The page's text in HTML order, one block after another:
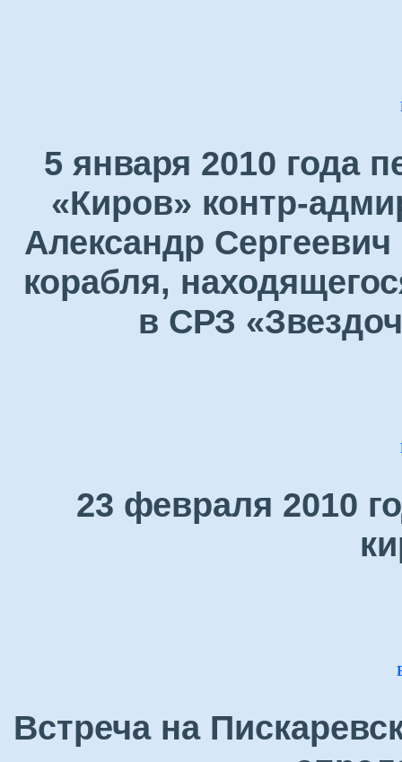
5 января 2010 года
«Киров» контр-
Александр
корабля,
в СРЗ
23 февраля 2010
Встреча на